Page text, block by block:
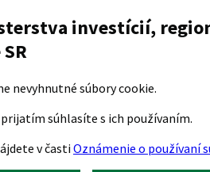
investícií,
nevyhnutné súbory cookie.
súhlasíte s ich používaním.
v časti Oznámenie o používaní